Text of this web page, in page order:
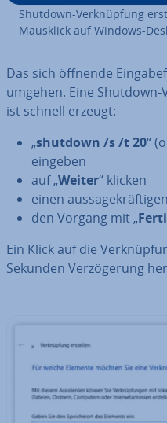
Shutdown-Ver­knüp­fung
Mausklick auf Windows-
Das sich öffnende
umgehen. Eine
ist schnell erzeugt:
„shutdown /s /t 20“
eingeben
auf „Weiter“ klicken
einen
den Vorgang mit „
Ein Klick auf die
Sekunden Ver­zö­ge­rung